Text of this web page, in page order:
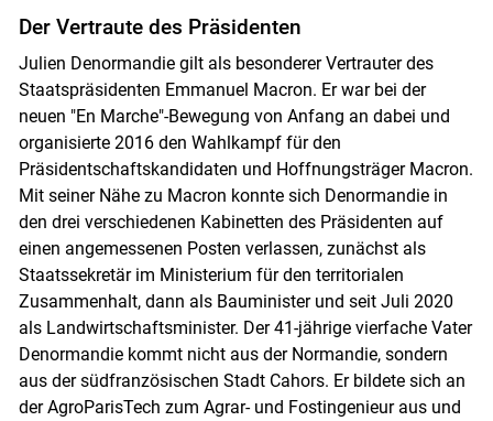
Der Vertraute des Präsidenten
Julien Denormandie gilt als besonderer Vertrauter des
Staatspräsidenten Emmanuel Macron. Er war bei der
neuen "En Marche"-Bewegung von Anfang an dabei und
organisierte 2016 den Wahlkampf für den
Präsidentschaftskandidaten und Hoffnungsträger Macron.
Mit seiner Nähe zu Macron konnte sich Denormandie in
den drei verschiedenen Kabinetten des Präsidenten auf
einen angemessenen Posten verlassen, zunächst als
Staatssekretär im Ministerium für den territorialen
Zusammenhalt, dann als Bauminister und seit Juli 2020
als Landwirtschaftsminister. Der 41-jährige vierfache Vater
Denormandie kommt nicht aus der Normandie, sondern
aus der südfranzösischen Stadt Cahors. Er bildete sich an
der AgroParisTech zum Agrar- und Fostingenieur aus und